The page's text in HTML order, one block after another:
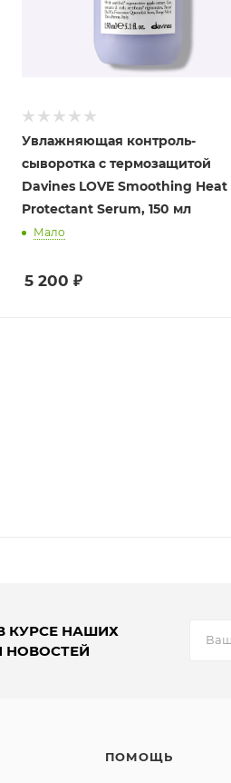
Увлажняющая контроль-
сыворотка с термозащитой
Davines LOVE Smoothing Heat
Protectant Serum, 150 мл
Мало
5 200 ₽
КУРСЕ НАШИХ
НОВОСТЕЙ
ПОМОЩЬ